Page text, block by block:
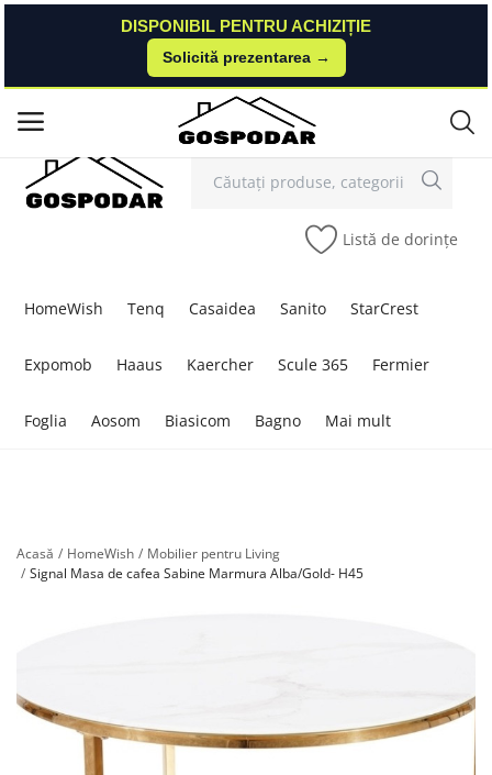
DISPONIBIL PENTRU ACHIZIȚIE
Solicită prezentarea →
Contact Autentificare Înregistrare
Listă de dorințe
HomeWish Tenq Casaidea Sanito StarCrest
Expomob Haaus Kaercher Scule 365 Fermier
Foglia Aosom Biasicom Bagno Mai mult
DISPONIBIL PENTRU ACHIZIȚIE
Solicită prezentarea →
Meniu principal
Categorii
Acasă HomeWish
Mobilier pentru Living
Signal Masa de cafea Sabine Marmura Alba/Gold- H45